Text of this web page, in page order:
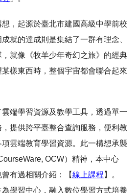
，起源於臺北市建國高級中學前校
就的達成則是集結了一群有理念、
就像《牧羊少年奇幻之旅》的經典
樣東西時，整個宇宙都會聯合起來
雲端學習資源及教學工具，透過單一
提供跨平臺整合查詢服務，便利教
雲端教育學習資源。此一構想承襲
OCW）精神，本中心
曾有過相關介紹：【線上課程 】。
為學習中心，融入數位學習方式培養